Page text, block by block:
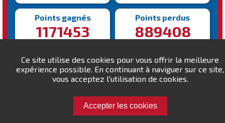
Ce site utilise des cookies pour vous offrir la meilleure
expérience possible. En continuant à naviguer sur ce site,
vous acceptez l'utilisation de cookies.
Accepter les cookies
Points gagnés
1171453
Points perdus
889408
Victoire la plus rapide
68s
Victoire la plus lente
1959s
Défiez Gentleman !